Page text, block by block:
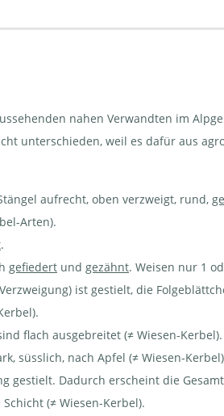
mit
© Agroscope
-
Flach
Rhizom mit
Köpfen | ©
nahen Verwandten im
unterschieden, weil es dafür aus
aufrecht, oben verzweigt, rund,
Arten).
.
gefiedert und gezähnt. Weisen nur 1
ist gestielt, die
flach ausgebreitet (≠ Wiesen-Kerbel).
süsslich, nach Apfel (≠ Wiesen-
gestielt. Dadurch erscheint die
(≠ Wiesen-Kerbel).